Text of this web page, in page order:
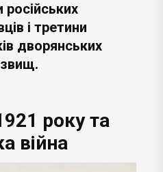
російських
і третини
дворянських
року та
війна